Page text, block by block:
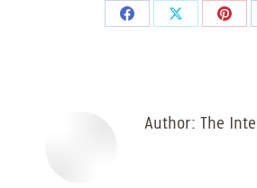
Share
Share
Author: The